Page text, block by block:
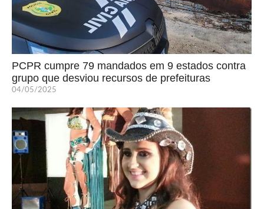
PCPR cumpre 79 mandados em 9 estados contra
grupo que desviou recursos de prefeituras
04/05/2025